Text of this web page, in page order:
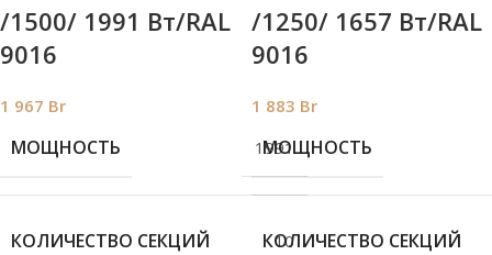
/1500/ 1991 Bт/RAL
9016
1 967 Br
МОЩНОСТЬ 1991
КОЛИЧЕСТВО СЕКЦИЙ 10
/1250/ 1657 Bт/RAL
9016
1 883 Br
МОЩНОСТЬ
КОЛИЧЕСТВО СЕКЦИЙ